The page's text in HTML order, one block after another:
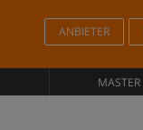
ANBIETER
MASTER